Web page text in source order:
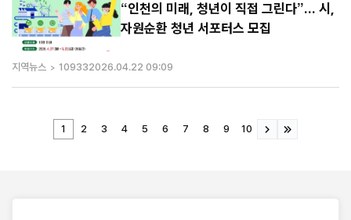
“인천의 미래, 청년이 직접 그린다”... 시,
자원순환 청년 서포터스 모집
지역뉴스 109332026.04.22 09:09
1 2 3 4 5 6 7 8 9 10